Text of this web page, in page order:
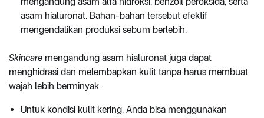
asam hialuronat. Bahan-bahan tersebut efektif
mengendalikan produksi sebum berlebih.
Skincare mengandung asam hialuronat juga dapat
menghidrasi dan melembapkan kulit tanpa harus membuat
wajah lebih berminyak.
Untuk kondisi kulit kering, Anda bisa menggunakan